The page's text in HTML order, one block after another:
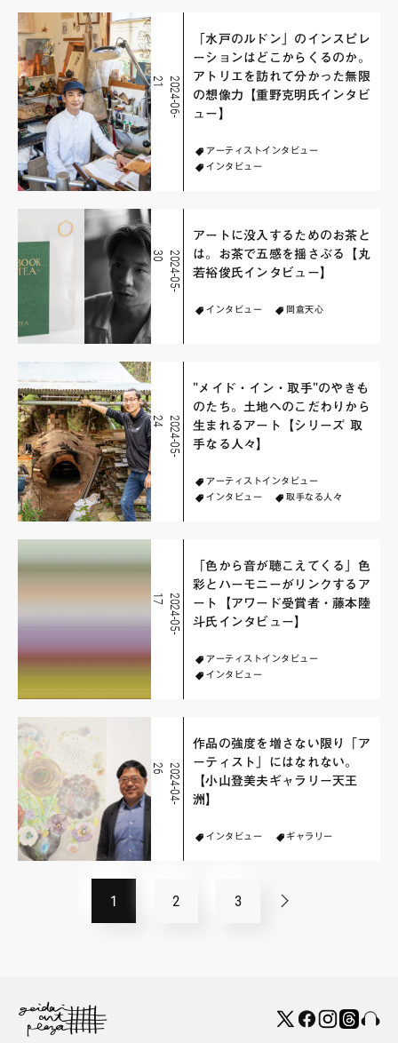
2
0
2
4
-
0
6
-
2
1
「水戸のルドン」のインスピレ
ーションはどこからくるのか。
アトリエを訪れて分かった無限
の想像力【重野克明氏インタビ
ュー】
アーティストインタビュー
インタビュー
2
0
2
4
-
0
5
-
3
0
アートに没入するためのお茶と
は。お茶で五感を揺さぶる【丸
若裕俊氏インタビュー】
インタビュー 岡倉天心
2
0
2
4
-
0
5
-
2
4
"メイド・イン・取手"のやきも
のたち。土地へのこだわりから
生まれるアート【シリーズ 取
手なる人々】
アーティストインタビュー
インタビュー
取手なる人々
2
0
2
4
-
0
5
-
1
7
「色から音が聴こえてくる」色
彩とハーモニーがリンクするア
ート【アワード受賞者・藤本陸
斗氏インタビュー】
アーティストインタビュー
インタビュー
2
0
2
4
-
0
4
-
2
6
作品の強度を増さない限り「ア
ーティスト」にはなれない。
【小山登美夫ギャラリー天王
洲】
インタビュー ギャラリー
1 2 3